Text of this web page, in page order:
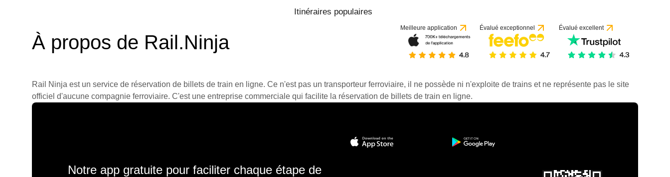
Itinéraires populaires
À propos de Rail.Ninja
Meilleure application Évalué exceptionnel Évalué excellent
Rail Ninja est un service de réservation de billets de train en ligne. Ce n'est pas un transporteur ferroviaire, il ne possède ni n'exploite de trains et ne représente pas le site
officiel d'aucune compagnie ferroviaire. C'est une entreprise commerciale qui facilite la réservation de billets de train en ligne.
Notre app gratuite pour faciliter chaque étape de